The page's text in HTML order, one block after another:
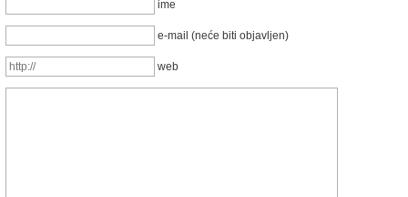
ime
e-mail (neće biti objavljen)
web